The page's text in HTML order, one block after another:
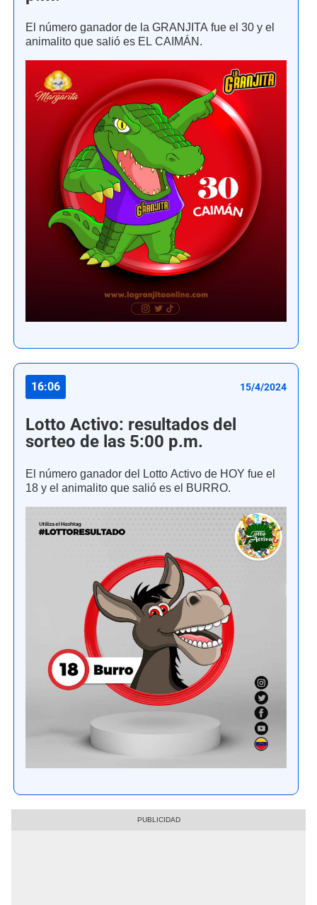
El número ganador de la GRANJITA fue el 30 y el
animalito que salió es EL CAIMÁN.
16:06 15/4/2024
Lotto Activo: resultados del
sorteo de las 5:00 p.m.
El número ganador del Lotto Activo de HOY fue el
18 y el animalito que salió es el BURRO.